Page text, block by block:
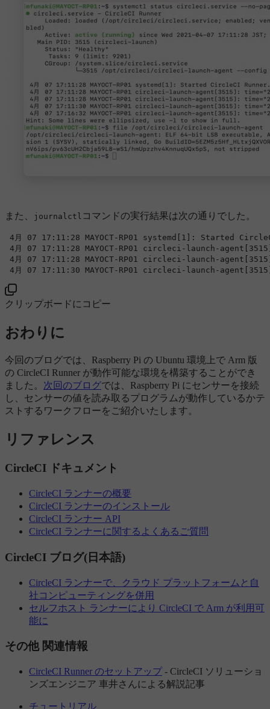
また、 journalctl コマンドの実行結果は次の通りでした。
4 月 07 17 : 11 : 28 MAYOCT-RP01 systemd[ 1
]: Started
4 月 07 17 : 11 : 28 MAYOCT-RP01 circleci-launch-agent[ 3515
4 月 07 17 : 11 : 28 MAYOCT-RP01 circleci-launch-agent[ 3515
4 月 07 17 : 11 : 30 MAYOCT-RP01 circleci-launch-agent[ 3515
クリップボードにコピー
おわりに
今回のブログでは、Raspberry Pi の Ubuntu 環境上で Arm 版
の CircleCI Runner が動作可能な環境を構築することができ
ました。 次回のブログでは、Raspberry Pi にセンサーを接続
し、センサーの値を読み取るプログラムが動作しているかテ
ストするワークフローをご紹介いたします。
リファレンス
CircleCI ドキュメント
CircleCI ランナーの概要
CircleCI ランナーのインストール
CircleCI ランナー API
CircleCI ランナーに関するよくあるご質問
CircleCI ブログ(日本語)
CircleCI ランナーで、クラウド プラットフォームと自
社コンピューティングを併用
セルフホスト ランナーにより CircleCI で Arm が利用可
能に
その他 関連情報
CircleCI Runner のセットアップ- CircleCI ソリューショ
ンズエンジニア 車井さんによる解説記事
チュートリアル